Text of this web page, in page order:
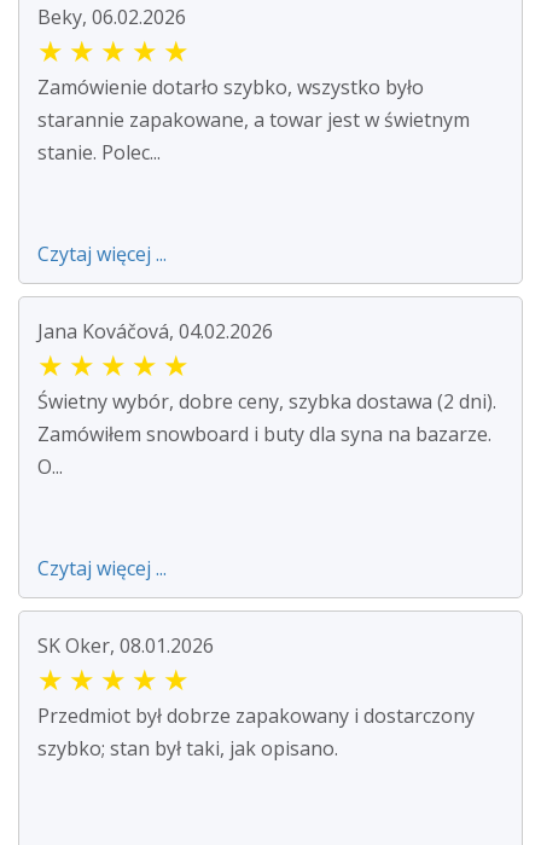
Beky, 06.02.2026
★ ★ ★ ★ ★
Zamówienie dotarło szybko, wszystko było
starannie zapakowane, a towar jest w świetnym
stanie. Polec...
Czytaj więcej ...
Jana Kováčová, 04.02.2026
★ ★ ★ ★ ★
Świetny wybór, dobre ceny, szybka dostawa (2 dni).
Zamówiłem snowboard i buty dla syna na bazarze.
O...
Czytaj więcej ...
SK Oker, 08.01.2026
★ ★ ★ ★ ★
Przedmiot był dobrze zapakowany i dostarczony
szybko; stan był taki, jak opisano.